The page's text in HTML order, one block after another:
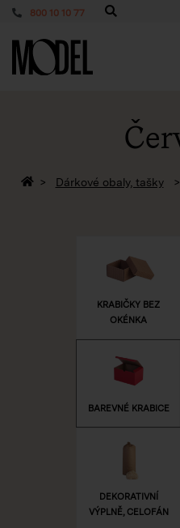
800 10 10 77
PackShop
Zpět na homepage
Dárkové obaly, tašky
KRABIČKY BEZ
OKÉNKA
BAREVNÉ KRABICE
DEKORATIVNÍ
VÝPLNĚ, CELOFÁN